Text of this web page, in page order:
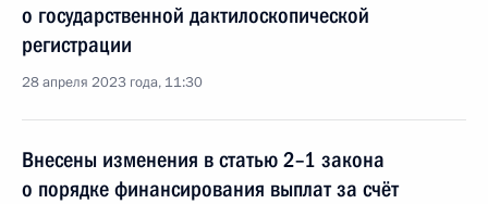
о государственной дактилоскопической
регистрации
28 апреля 2023 года, 11:30
Внесены изменения в статью 2–1 закона
о порядке финансирования выплат за счёт